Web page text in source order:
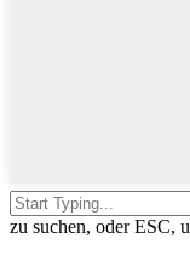
zu suchen, oder ESC,